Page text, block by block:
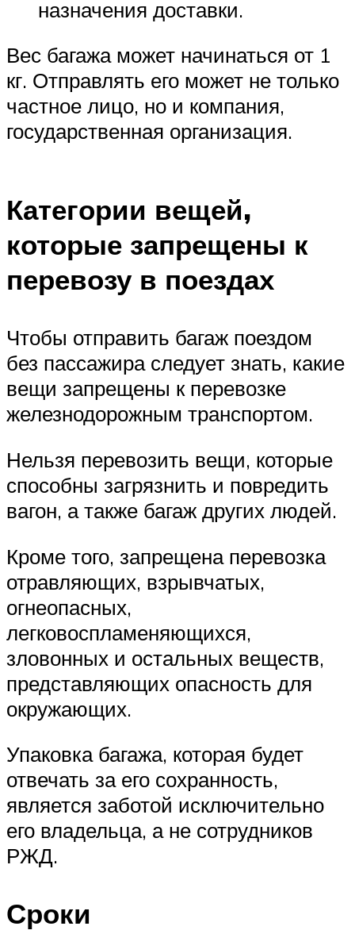
назначения доставки.
Вес багажа может начинаться от 1
кг. Отправлять его может не только
частное лицо, но и компания,
государственная организация.
Категории вещей,
которые запрещены к
перевозу в поездах
Чтобы отправить багаж поездом
без пассажира следует знать, какие
вещи запрещены к перевозке
железнодорожным транспортом.
Нельзя перевозить вещи, которые
способны загрязнить и повредить
вагон, а также багаж других людей.
Кроме того, запрещена перевозка
отравляющих, взрывчатых,
огнеопасных,
легковоспламеняющихся,
зловонных и остальных веществ,
представляющих опасность для
окружающих.
Упаковка багажа, которая будет
отвечать за его сохранность,
является заботой исключительно
его владельца, а не сотрудников
РЖД.
Сроки